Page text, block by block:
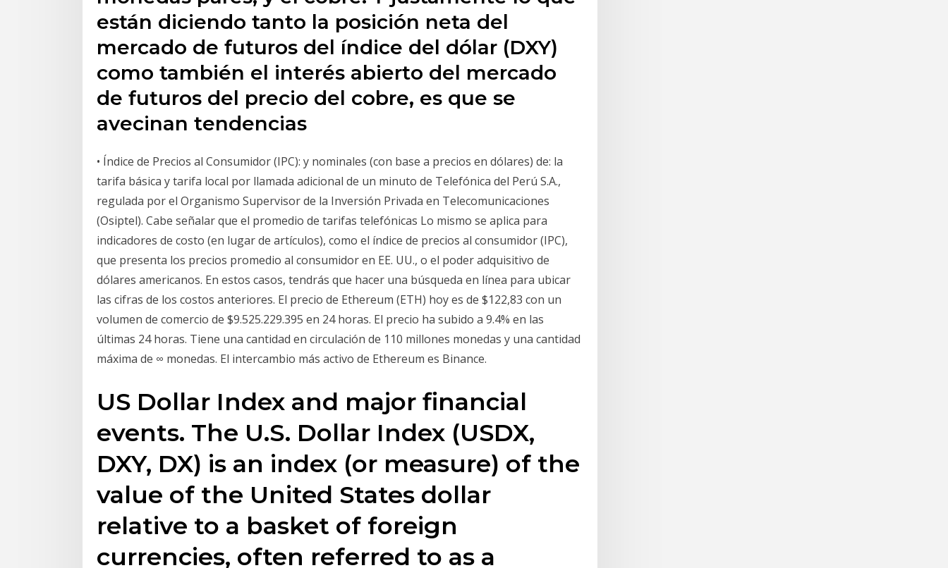
están diciendo tanto la posición neta del
mercado de futuros del índice del dólar (DXY)
como también el interés abierto del mercado
de futuros del precio del cobre, es que se
avecinan tendencias
• Índice de Precios al Consumidor (IPC): y nominales (con base a precios en dólares) de: la
tarifa básica y tarifa local por llamada adicional de un minuto de Telefónica del Perú S.A.,
regulada por el Organismo Supervisor de la Inversión Privada en Telecomunicaciones
(Osiptel). Cabe señalar que el promedio de tarifas telefónicas Lo mismo se aplica para
indicadores de costo (en lugar de artículos), como el índice de precios al consumidor (IPC),
que presenta los precios promedio al consumidor en EE. UU., o el poder adquisitivo de
dólares americanos. En estos casos, tendrás que hacer una búsqueda en línea para ubicar
las cifras de los costos anteriores. El precio de Ethereum (ETH) hoy es de $122,83 con un
volumen de comercio de $9.525.229.395 en 24 horas. El precio ha subido a 9.4% en las
últimas 24 horas. Tiene una cantidad en circulación de 110 millones monedas y una cantidad
máxima de ∞ monedas. El intercambio más activo de Ethereum es Binance.
US Dollar Index and major financial
events. The U.S. Dollar Index (USDX,
DXY, DX) is an index (or measure) of the
value of the United States dollar
relative to a basket of foreign
currencies, often referred to as a